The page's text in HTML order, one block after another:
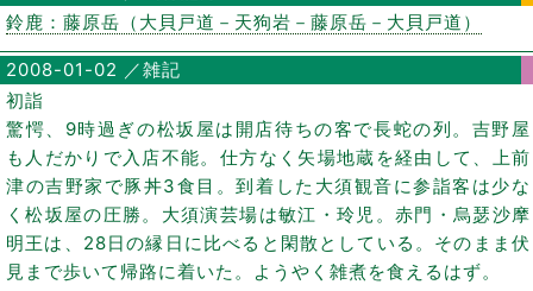
鈴鹿：藤原岳（大貝戸道－天狗岩－藤原岳－大貝戸道）
2008-01-02 ／雑記
初詣
驚愕、9時過ぎの松坂屋は開店待ちの客で長蛇の列。吉野屋
も人だかりで入店不能。仕方なく矢場地蔵を経由して、上前
津の吉野家で豚丼3食目。到着した大須観音に参詣客は少な
く松坂屋の圧勝。大須演芸場は敏江・玲児。赤門・烏瑟沙摩
明王は、28日の縁日に比べると閑散としている。そのまま伏
見まで歩いて帰路に着いた。ようやく雑煮を食えるはず。